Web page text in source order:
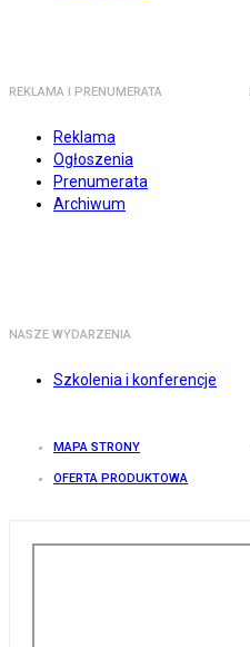
REKLAMA I PRENUMERATA
Reklama
Ogłoszenia
Prenumerata
Archiwum
NASZE WYDARZENIA
Szkolenia i konferencje
MAPA STRONY
OFERTA PRODUKTOWA